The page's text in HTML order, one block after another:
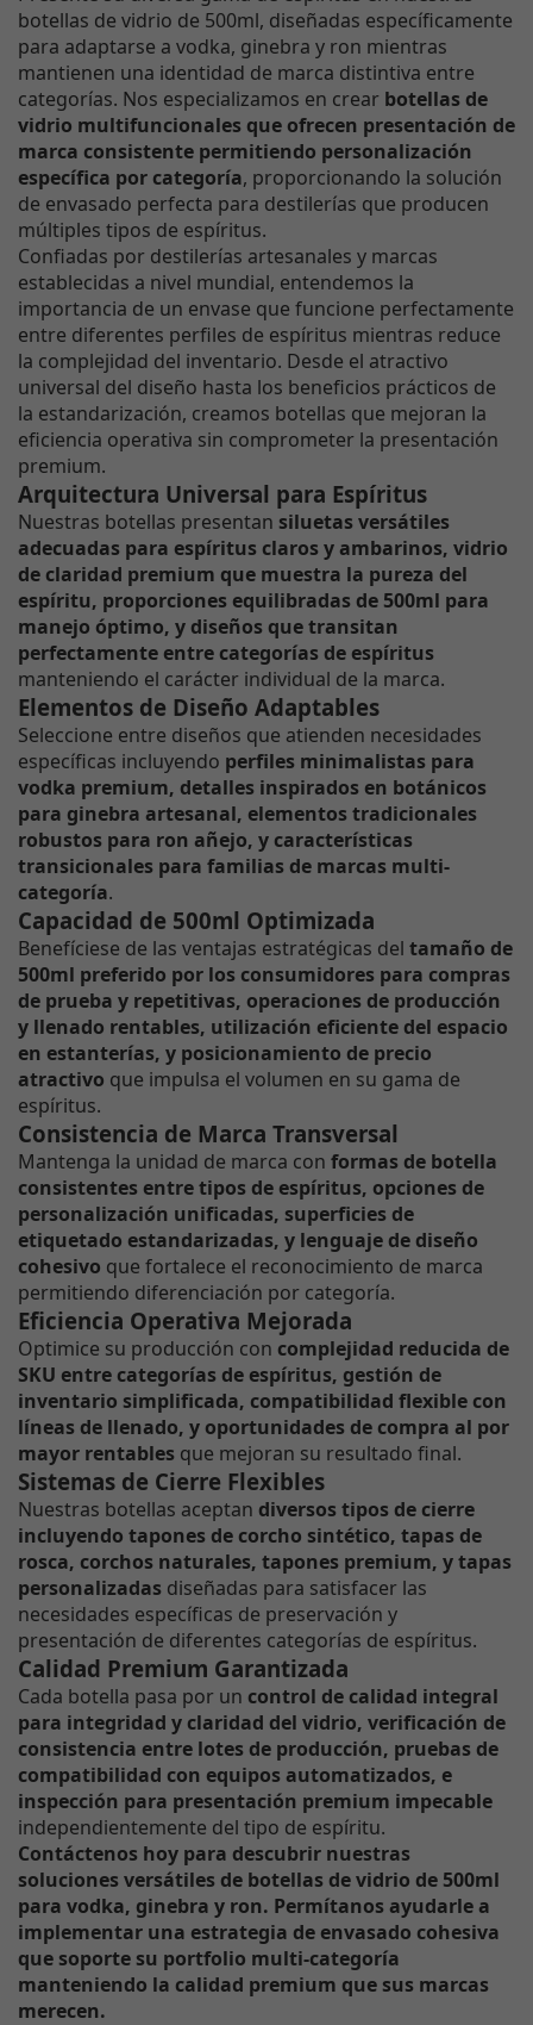
botellas de vidrio de 500ml, diseñadas específicamente
para adaptarse a vodka, ginebra y ron mientras
mantienen una identidad de marca distintiva entre
categorías. Nos especializamos en crear botellas de
vidrio multifuncionales que ofrecen presentación de
marca consistente permitiendo personalización
específica por categoría, proporcionando la solución
de envasado perfecta para destilerías que producen
múltiples tipos de espíritus.
Confiadas por destilerías artesanales y marcas
establecidas a nivel mundial, entendemos la
importancia de un envase que funcione perfectamente
entre diferentes perfiles de espíritus mientras reduce
la complejidad del inventario. Desde el atractivo
universal del diseño hasta los beneficios prácticos de
la estandarización, creamos botellas que mejoran la
eficiencia operativa sin comprometer la presentación
premium.
Arquitectura Universal para Espíritus
Nuestras botellas presentan siluetas versátiles
adecuadas para espíritus claros y ambarinos, vidrio
de claridad premium que muestra la pureza del
espíritu, proporciones equilibradas de 500ml para
manejo óptimo, y diseños que transitan
perfectamente entre categorías de espíritus
manteniendo el carácter individual de la marca.
Elementos de Diseño Adaptables
Seleccione entre diseños que atienden necesidades
específicas incluyendo perfiles minimalistas para
vodka premium, detalles inspirados en botánicos
para ginebra artesanal, elementos tradicionales
robustos para ron añejo, y características
transicionales para familias de marcas multi-
categoría.
Capacidad de 500ml Optimizada
Benefíciese de las ventajas estratégicas del tamaño de
500ml preferido por los consumidores para compras
de prueba y repetitivas, operaciones de producción
y llenado rentables, utilización eficiente del espacio
en estanterías, y posicionamiento de precio
atractivo que impulsa el volumen en su gama de
espíritus.
Consistencia de Marca Transversal
Mantenga la unidad de marca con formas de botella
consistentes entre tipos de espíritus, opciones de
personalización unificadas, superficies de
etiquetado estandarizadas, y lenguaje de diseño
cohesivo que fortalece el reconocimiento de marca
permitiendo diferenciación por categoría.
Eficiencia Operativa Mejorada
Optimice su producción con complejidad reducida de
SKU entre categorías de espíritus, gestión de
inventario simplificada, compatibilidad flexible con
líneas de llenado, y oportunidades de compra al por
mayor rentables que mejoran su resultado final.
Sistemas de Cierre Flexibles
Nuestras botellas aceptan diversos tipos de cierre
incluyendo tapones de corcho sintético, tapas de
rosca, corchos naturales, tapones premium, y tapas
personalizadas diseñadas para satisfacer las
necesidades específicas de preservación y
presentación de diferentes categorías de espíritus.
Calidad Premium Garantizada
Cada botella pasa por un control de calidad integral
para integridad y claridad del vidrio, verificación de
consistencia entre lotes de producción, pruebas de
compatibilidad con equipos automatizados, e
inspección para presentación premium impecable
independientemente del tipo de espíritu.
Contáctenos hoy para descubrir nuestras
soluciones versátiles de botellas de vidrio de 500ml
para vodka, ginebra y ron. Permítanos ayudarle a
implementar una estrategia de envasado cohesiva
que soporte su portfolio multi-categoría
manteniendo la calidad premium que sus marcas
merecen.